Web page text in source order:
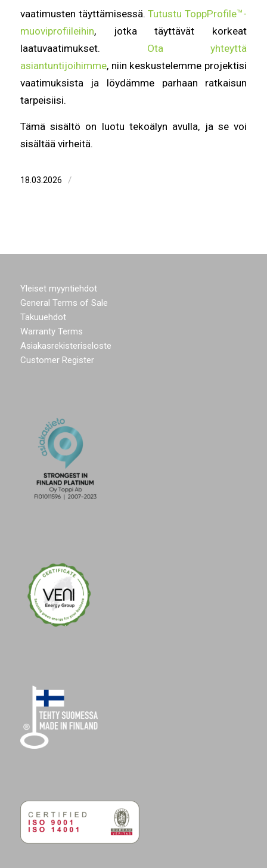
vaatimusten täyttämisessä.Tutustu ToppProfile™-
muoviprofiileihin, jotka täyttävät korkeat
laatuvaatimukset. Ota yhteyttä
asiantuntijoihimme, niin keskustelemme projektisi
vaatimuksista ja löydämme parhaan ratkaisun
tarpeisiisi.
Tämä sisältö on luotu tekoälyn avulla, ja se voi
sisältää virheitä.
18.03.2026 /
Yleiset myyntiehdot
General Terms of Sale
Takuuehdot
Warranty Terms
Asiakasrekisteriseloste
Customer Register